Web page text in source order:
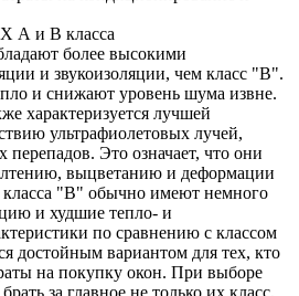
А и В класса
более высокими
и звукоизоляции, чем класс "В".
и снижают уровень шума извне.
характеризуется лучшей
ультрафиолетовых лучей,
перепадов. Это означает, что они
выцветанию и деформации
"В" обычно имеют немного
и худшие тепло- и
по сравнению с классом
достойным вариантом для тех, кто
на покупку окон. При выборе
за главное не только их класс,